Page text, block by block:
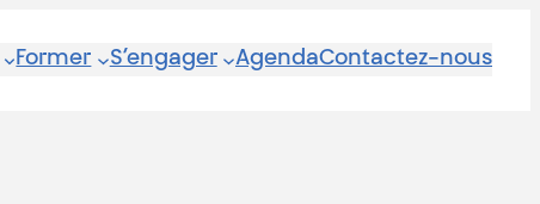
Former S’engager AgendaContactez-nous